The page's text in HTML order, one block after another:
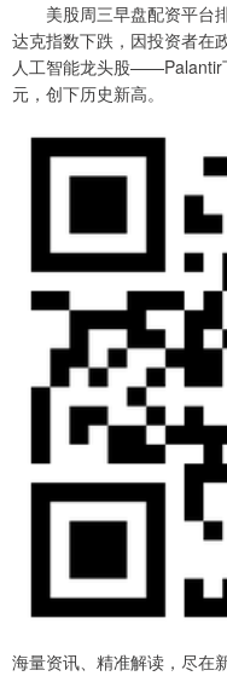
美股周三早盘配资平台
达克指数下跌，因投资者在
人工智能龙头股——Palantir
元，创下历史新高。
海量资讯、精准解读，尽在